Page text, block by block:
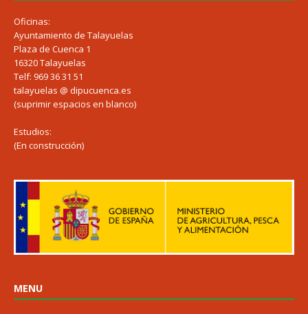
Oficinas:
Ayuntamiento de Talayuelas
Plaza de Cuenca 1
16320 Talayuelas
Telf: 969 36 31 51
talayuelas @ dipucuenca.es
(suprimir espacios en blanco)
Estudios:
(En construcción)
MENU